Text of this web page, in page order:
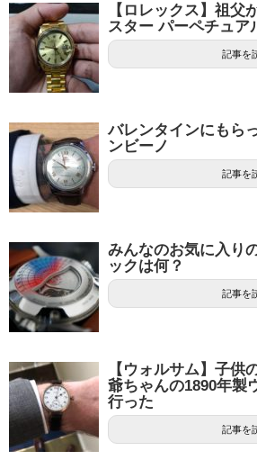
【ロレックス】祖父
スター パーペチュア
記事を
バレンタインにもら
ンビーノ
記事を
みんなのお気に入り
ックは何？
記事を
【ウォルサム】子供
爺ちゃんの1890年製
行った
記事を